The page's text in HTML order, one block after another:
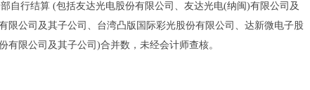
自行结算 (包括友达光电股份有限公司、友达光电(纳闽)有限公司及
限公司及其子公司、台湾凸版国际彩光股份有限公司、达新微电子股
有限公司及其子公司)合并数，未经会计师查核。